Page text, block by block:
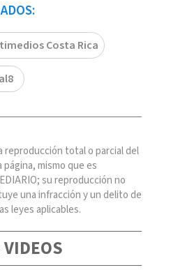
Costa Rica
reproducción total o parcial del
mismo que es
su reproducción no
una infracción y un delito de
leyes aplicables.